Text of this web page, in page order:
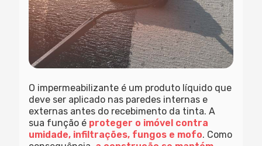
O impermeabilizante é um produto líquido que
deve ser aplicado nas paredes internas e
externas antes do recebimento da tinta. A
sua função é proteger o imóvel contra
umidade, infiltrações, fungos e mofo. Como